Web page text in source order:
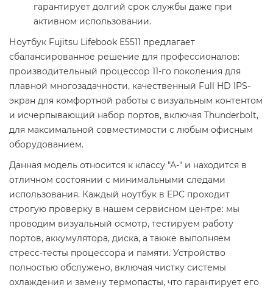
гарантирует долгий срок службы даже при
активном использовании.
Ноутбук Fujitsu Lifebook E5511 предлагает
сбалансированное решение для профессионалов:
производительный процессор 11-го поколения для
плавной многозадачности, качественный Full HD IPS-
экран для комфортной работы с визуальным контентом
и исчерпывающий набор портов, включая Thunderbolt,
для максимальной совместимости с любым офисным
оборудованием.
Данная модель относится к классу "А-" и находится в
отличном состоянии с минимальными следами
использования. Каждый ноутбук в EPC проходит
строгую проверку в нашем сервисном центре: мы
проводим визуальный осмотр, тестируем работу
портов, аккумулятора, диска, а также выполняем
стресс-тесты процессора и памяти. Устройство
полностью обслужено, включая чистку системы
охлаждения и замену термопасты, что гарантирует его